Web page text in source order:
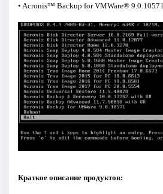
• Acronis™ Backup for VMWare® 9.0.10571
Краткое описание продуктов: